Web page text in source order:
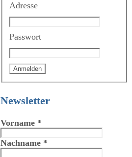
Adresse
Passwort
Newsletter
Vorname *
Nachname *